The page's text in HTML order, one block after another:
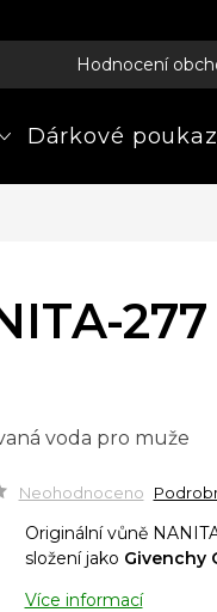
Hodnocení
Dárkové
voda pro muže
Neohodnoceno
Originální vůně
složení jako Givenchy
Více informací